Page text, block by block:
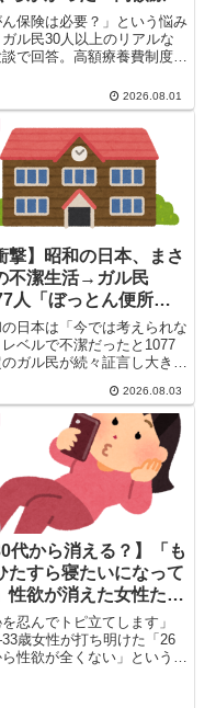
の違い
ん保険は必要？」という悩み
ガル民30人以上のリアルな
で回答。高額療養費制度だ
がん・子宮体がんの実際の治
いくらかかったのか、がん
かどうかの判断基準、月々の
料の相場まで、保険選びの参
なる本音を厳選して紹介しま
2026.08.01
撃】昭和の日本、まさ
不潔生活→ガル民
人「ぼっとん便所」
ｗｗｗ
日本は「今では考えられな
レベルで不潔だったと1077
ガル民が続々証言し大きな
ドブ川の記憶から「今の方が
論争まで、令和世代には想
かない昭和の衛生事情をガ
まとめてみた。あなたはいく
ってた？
2026.08.03
代から消える？】「も
たすら寝たいになって
性欲が消えた女性たち
音まとめ｜ガルちゃん
を忍んでトピ立てします」
歳女性が打ち明けた「26
性欲が全くない」という悩